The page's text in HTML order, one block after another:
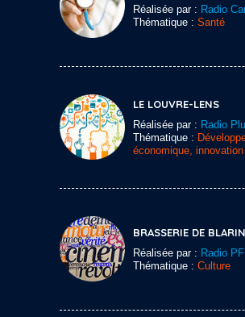
Réalisée par : Radio
Thématique : Santé
LE LOUVRE-LENS
Réalisée par : Radio
Thématique :
économique, innovation
BRASSERIE DE
Réalisée par : Radio
Thématique : Culture